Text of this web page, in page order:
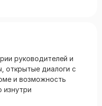
руководителей и
открытые диалоги с
и возможность
изнутри